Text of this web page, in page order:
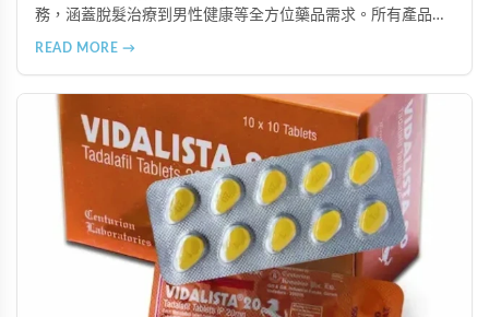
務，涵蓋脫髮治療到男性健康等全方位藥品需求。所有產品均
READ MORE →